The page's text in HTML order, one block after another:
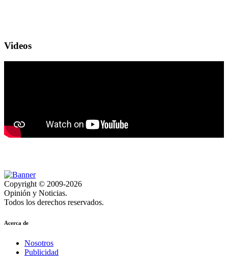
Videos
Copyright © 2009-2026
Opinión y Noticias.
Todos los derechos reservados.
Acerca de
Nosotros
Publicidad